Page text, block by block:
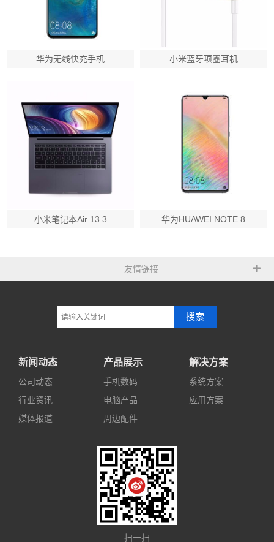
华为无线快充手机 小米蓝牙项圈耳机
小米笔记本Air 13.3 华为HUAWEI NOTE 8
友情链接
搜索
新闻动态
公司动态
行业资讯
媒体报道
产品展示
手机数码
电脑产品
周边配件
解决方案
系统方案
应用方案
扫一扫